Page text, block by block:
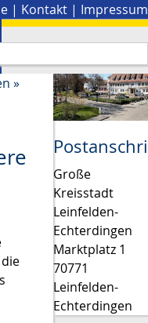
| Kontakt | Impressum
»
Große
Kreisstadt
Leinfelden-
Echterdingen
Marktplatz 1
70771
Leinfelden-
Echterdingen